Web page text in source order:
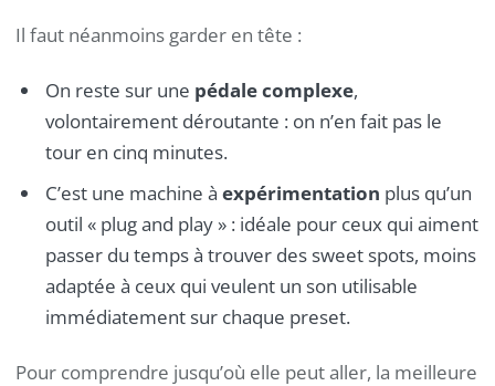
Il faut néanmoins garder en tête :
On reste sur une pédale complexe,
volontairement déroutante : on n’en fait pas le
tour en cinq minutes.
C’est une machine à expérimentation plus qu’un
outil « plug and play » : idéale pour ceux qui aiment
passer du temps à trouver des sweet spots, moins
adaptée à ceux qui veulent un son utilisable
immédiatement sur chaque preset.
Pour comprendre jusqu’où elle peut aller, la meilleure